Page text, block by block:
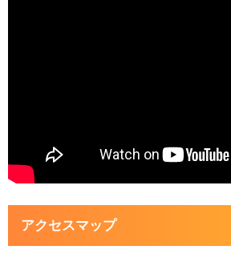
アクセスマップ